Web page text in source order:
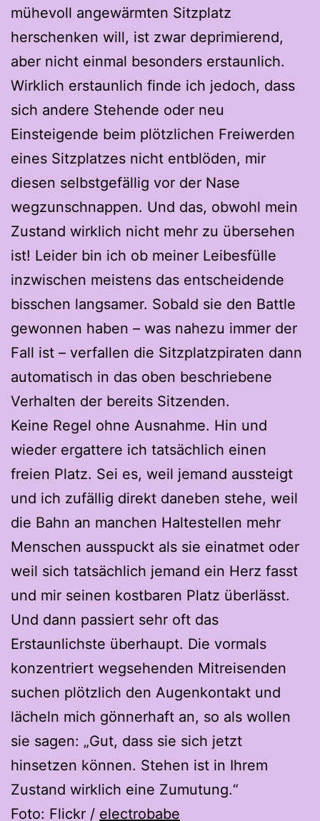
mühevoll angewärmten Sitzplatz
herschenken will, ist zwar deprimierend,
aber nicht einmal besonders erstaunlich.
Wirklich erstaunlich finde ich jedoch, dass
sich andere Stehende oder neu
Einsteigende beim plötzlichen Freiwerden
eines Sitzplatzes nicht entblöden, mir
diesen selbstgefällig vor der Nase
wegzunschnappen. Und das, obwohl mein
Zustand wirklich nicht mehr zu übersehen
ist! Leider bin ich ob meiner Leibesfülle
inzwischen meistens das entscheidende
bisschen langsamer. Sobald sie den Battle
gewonnen haben – was nahezu immer der
Fall ist – verfallen die Sitzplatzpiraten dann
automatisch in das oben beschriebene
Verhalten der bereits Sitzenden.
Keine Regel ohne Ausnahme. Hin und
wieder ergattere ich tatsächlich einen
freien Platz. Sei es, weil jemand aussteigt
und ich zufällig direkt daneben stehe, weil
die Bahn an manchen Haltestellen mehr
Menschen ausspuckt als sie einatmet oder
weil sich tatsächlich jemand ein Herz fasst
und mir seinen kostbaren Platz überlässt.
Und dann passiert sehr oft das
Erstaunlichste überhaupt. Die vormals
konzentriert wegsehenden Mitreisenden
suchen plötzlich den Augenkontakt und
lächeln mich gönnerhaft an, so als wollen
sie sagen: „Gut, dass sie sich jetzt
hinsetzen können. Stehen ist in Ihrem
Zustand wirklich eine Zumutung.“
Foto: Flickr / electrobabe